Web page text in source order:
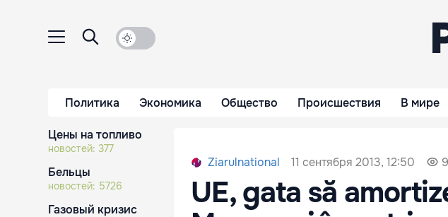
Политика Экономика Общество Происшествия В мире
Цены на топливо
новостей: 377
Бельцы
новостей: 5726
Газовый кризис
Ziarulnational 11 сентября 2013, 12:50
UE, gata să